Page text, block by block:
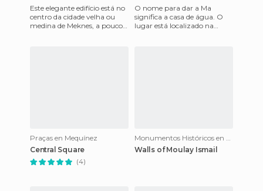
Este elegante edifício está no
centro da cidade velha ou
medina de Meknes, a poucos
O nome para dar a Ma
significa a casa de água. O
lugar está localizado na
Praças en Mequínez
Central Square
(4)
Monumentos Históricos en Mequínez
Walls of Moulay Ismail